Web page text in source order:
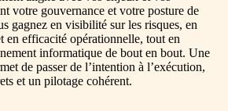
votre gouvernance et votre posture de
gagnez en visibilité sur les risques, en
en efficacité opérationnelle, tout en
informatique de bout en bout. Une
de passer de l’intention à l’exécution,
et un pilotage cohérent.